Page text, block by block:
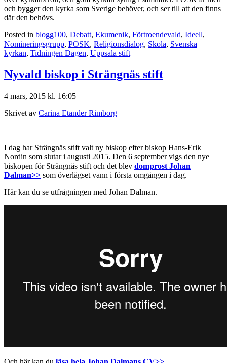
och bygger den kyrka som Sverige behöver, och ser till att den finns
där den behövs.
Posted in blogg100, Debatt, Ekumenik, Förtroendevald, Ideell,
Nomineringsgrupp, POSK, Religionsdialog, Skola, Svenska
kyrkan, Tidningen Dagen, Uppsala stift
Nyvald biskop i Strängnäs stift
4 mars, 2015 kl. 16:05
Skrivet av Carina Etander Rimborg
I dag har Strängnäs stift valt ny biskop efter biskop Hans-Erik
Nordin som slutar i augusti 2015. Den 6 september vigs den nye
biskopen för Strängnäs stift och det blev domprost Johan
Dalman>> som överlägset vann i första omgången i dag.
Här kan du se utfrågningen med Johan Dalman.